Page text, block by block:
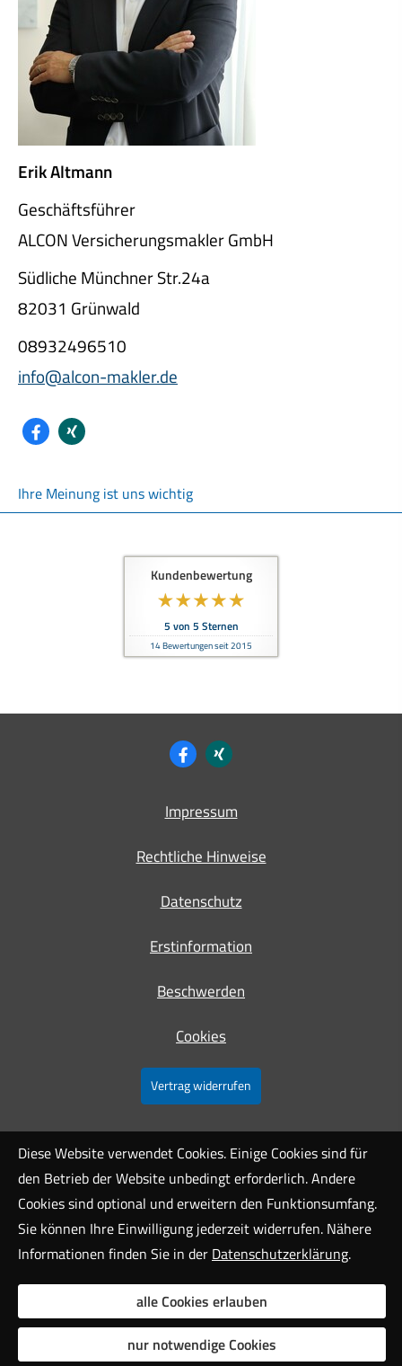
Erik Altmann
Geschäftsführer
ALCON Ver­sicherungs­makler GmbH
Südliche Münchner Str.24a
82031 Grünwald
08932496510
info@alcon-makler.de
Ihre Meinung ist uns wichtig
Kundenbewertung
5 von 5 Sternen
14Bewertungen seit 2015
Impressum
Rechtliche Hinweise
Datenschutz
Erstinformation
Beschwerden
Cookies
Vertrag widerrufen
Diese Website verwendet Cookies. Einige Cookies sind für
den Betrieb der Website unbedingt erforderlich. Andere
Cookies sind optional und erweitern den Funktionsumfang.
Sie können Ihre Einwilligung jederzeit widerrufen. Nähere
Informationen finden Sie in der Datenschutzerklärung.
alle Cookies erlauben
nur notwendige Cookies